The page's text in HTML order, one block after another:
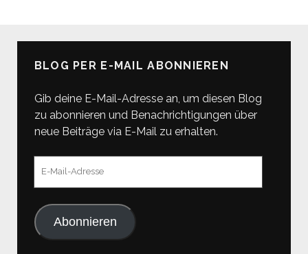
BLOG PER E-MAIL ABONNIEREN
Gib deine E-Mail-Adresse an, um diesen Blog
zu abonnieren und Benachrichtigungen über
neue Beiträge via E-Mail zu erhalten.
Abonnieren